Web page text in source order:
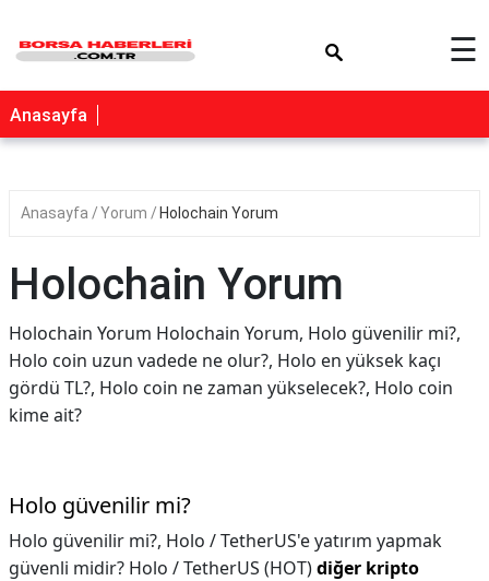
☰
Anasayfa
Anasayfa Yorum Holochain Yorum
Holochain Yorum
Holochain Yorum Holochain Yorum, Holo güvenilir mi?,
Holo coin uzun vadede ne olur?, Holo en yüksek kaçı
gördü TL?, Holo coin ne zaman yükselecek?, Holo coin
kime ait?
Holo güvenilir mi?
Holo güvenilir mi?, Holo / TetherUS'e yatırım yapmak
güvenli midir? Holo / TetherUS (HOT)diğer kripto